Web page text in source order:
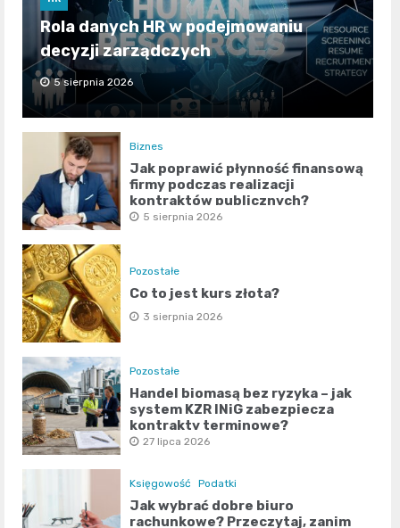
Rola danych HR w podejmowaniu
decyzji zarządczych
5 sierpnia 2026
Biznes
Jak poprawić płynność finansową
firmy podczas realizacji
kontraktów publicznych?
5 sierpnia 2026
Pozostałe
Co to jest kurs złota?
3 sierpnia 2026
Pozostałe
Handel biomasą bez ryzyka – jak
system KZR INiG zabezpiecza
kontrakty terminowe?
27 lipca 2026
Księgowość Podatki
Jak wybrać dobre biuro
rachunkowe? Przeczytaj, zanim